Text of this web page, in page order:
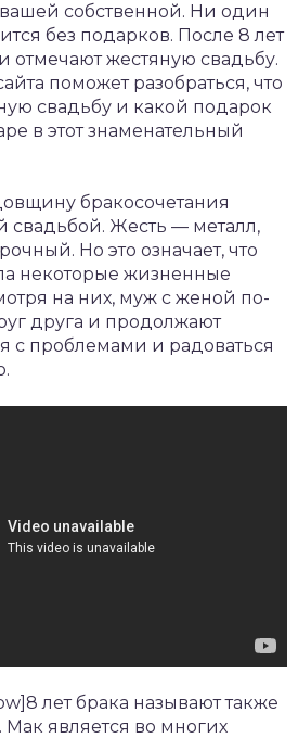
собственной. Ни один
без подарков. После 8 лет
отмечают жестяную свадьбу.
поможет разобраться, что
свадьбу и какой подарок
в этот знаменательный
бракосочетания
свадьбой. Жесть — металл,
Но это означает, что
некоторые жизненные
на них, муж с женой по-
друга и продолжают
с проблемами и радоваться
лет брака называют также
является во многих